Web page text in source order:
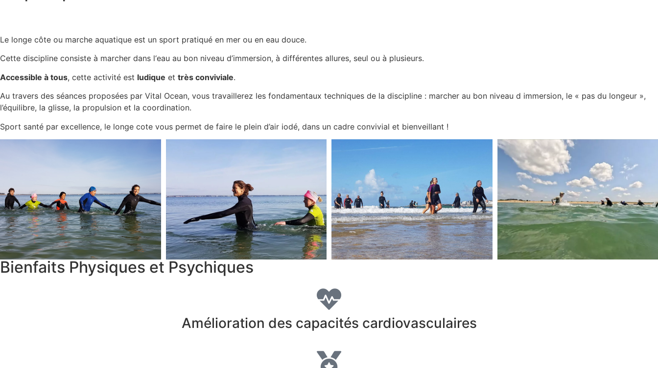
Le longe côte ou marche aquatique est un sport pratiqué en mer ou en eau douce.
Cette discipline consiste à marcher dans l‘eau au bon niveau d’immersion, à différentes allures, seul ou à plusieurs.
Accessible à tous, cette activité est ludique et très conviviale.
Au travers des séances proposées par Vital Ocean, vous travaillerez les fondamentaux techniques de la discipline : marcher au bon niveau d immersion, le « pas du longeur »,
l’équilibre, la glisse, la propulsion et la coordination.
Sport santé par excellence, le longe cote vous permet de faire le plein d’air iodé, dans un cadre convivial et bienveillant !
Bienfaits Physiques et Psychiques
Amélioration des capacités cardiovasculaires